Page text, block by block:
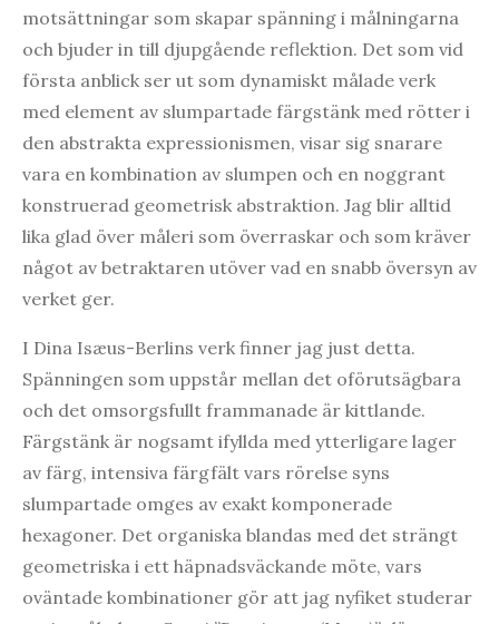
motsättningar som skapar spänning i målningarna
och bjuder in till djupgående reflektion. Det som vid
första anblick ser ut som dynamiskt målade verk
med element av slumpartade färgstänk med rötter i
den abstrakta expressionismen, visar sig snarare
vara en kombination av slumpen och en noggrant
konstruerad geometrisk abstraktion. Jag blir alltid
lika glad över måleri som överraskar och som kräver
något av betraktaren utöver vad en snabb översyn av
verket ger.
I Dina Isæus-Berlins verk finner jag just detta.
Spänningen som uppstår mellan det oförutsägbara
och det omsorgsfullt frammanade är kittlande.
Färgstänk är nogsamt ifyllda med ytterligare lager
av färg, intensiva färgfält vars rörelse syns
slumpartade omges av exakt komponerade
hexagoner. Det organiska blandas med det strängt
geometriska i ett häpnadsväckande möte, vars
oväntade kombinationer gör att jag nyfiket studerar